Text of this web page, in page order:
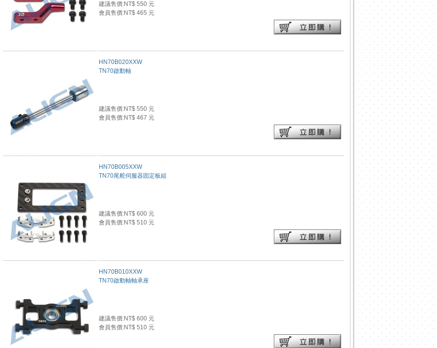
建議售價:NT$ 550 元
會員售價:NT$ 465 元
HN70B020XXW
TN70啟動軸
建議售價:NT$ 550 元
會員售價:NT$ 467 元
HN70B005XXW
TN70尾舵伺服器固定板組
建議售價:NT$ 600 元
會員售價:NT$ 510 元
HN70B010XXW
TN70啟動軸軸承座
建議售價:NT$ 600 元
會員售價:NT$ 510 元